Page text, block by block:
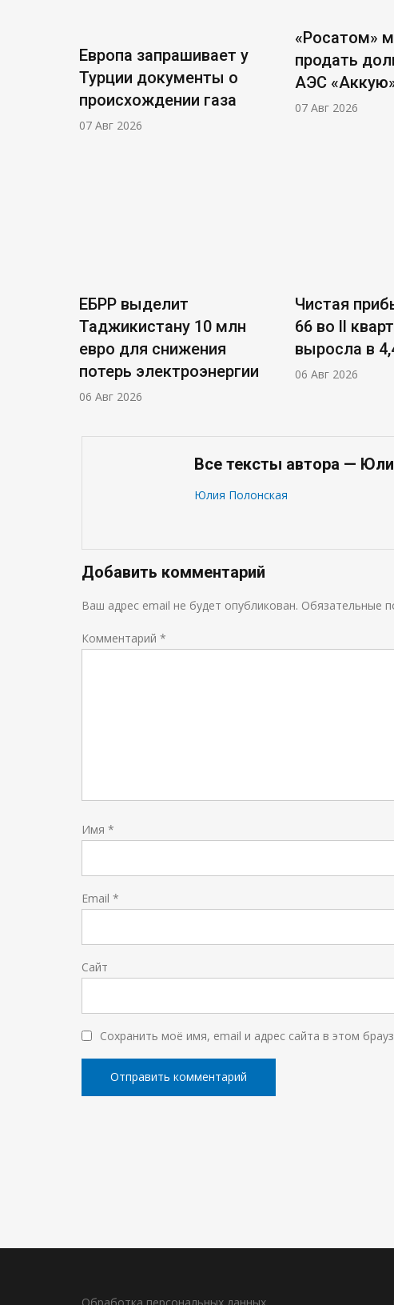
Европа запрашивает у
Турции документы о
происхождении газа
07 Авг 2026
«Росатом»
продать
АЭС
07 Авг 2026
ЕБРР выделит
Таджикистану 10 млн
евро для снижения
потерь электроэнергии
06 Авг 2026
Чистая
66 во ll
выросла в
06 Авг 2026
Все тексты автора —
Юлия Полонская
Добавить комментарий
Ваш адрес email не будет опубликован. Обязательные
Комментарий *
Имя *
Email *
Сайт
Сохранить моё имя, email и адрес сайта в этом